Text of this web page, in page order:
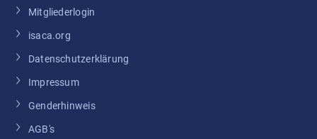
Mitgliederlogin
isaca.org
Datenschutzerklärung
Impressum
Genderhinweis
AGB's